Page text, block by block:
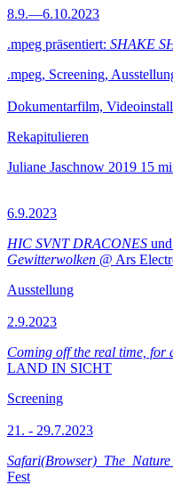
8.9.—6.10.2023
.mpeg präsentiert: SHAKE
.mpeg, Screening,
Dokumentarfilm,
Rekapitulieren
Juliane Jaschnow 2019 15
6.9.2023
HIC SVNT DRACONES und
Gewitterwolken @ Ars
Ausstellung
2.9.2023
Coming off the real time, for
LAND IN SICHT
Screening
21. - 29.7.2023
Fest